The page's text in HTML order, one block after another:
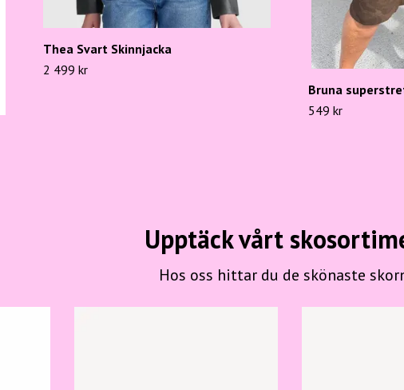
Thea Svart Skinnjacka
2 499 kr
Bruna
549 kr
Upptäck vårt
Hos oss hittar du de skönaste